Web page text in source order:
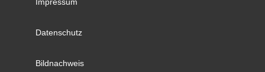
Datenschutz
Bildnachweis